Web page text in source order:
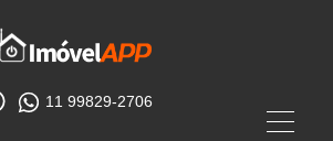
11 99829-2706